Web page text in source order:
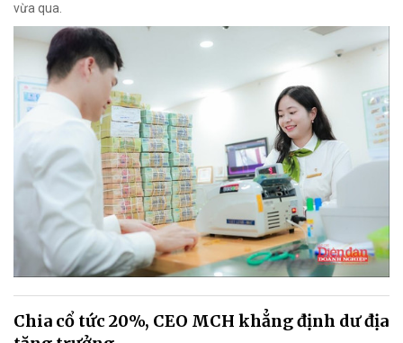
vừa qua.
Chia cổ tức 20%, CEO MCH khẳng định dư địa